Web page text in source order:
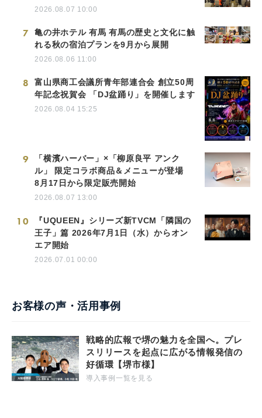
2026.08.07 10:00
7
亀の井ホテル 有馬 有馬の歴史と文化に触
れる秋の宿泊プランを9月から展開
2026.08.06 11:00
8
富山県商工会議所青年部連合会 創立50周
年記念祝賀会 「DJ盆踊り」を開催します
2026.08.04 15:25
9
「横濱ハーバー」×「柳原良平 アンク
ル」 限定コラボ商品＆メニューが登場
8月17日から限定販売開始
2026.08.07 13:00
10
『UQUEEN』シリーズ新TVCM「隣国の
王子」篇 2026年7月1日（水）からオン
エア開始
2026.07.01 00:00
お客様の声・活用事例
戦略的広報で堺の魅力を全国へ。プレ
スリリースを起点に広がる情報発信の
好循環【堺市様】
導入事例一覧を見る